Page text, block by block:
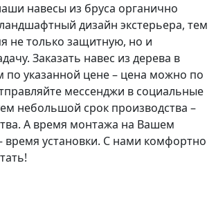
навесы из бруса органично
дизайн экстерьера, тем
не только защитную, но и
Заказать навес из дерева в
по указанной цене – цена можно по
мессенджи в социальные
небольшой срок производства –
А время монтажа на Вашем
время установки. С нами комфортно